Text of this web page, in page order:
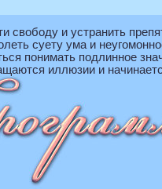
свободу и устранить
суету ума и
понимать подлинное
иллюзии и